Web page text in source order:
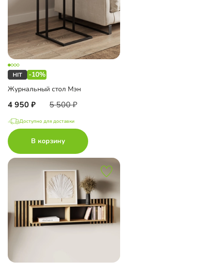
-10%
Журнальный стол Мэн
4 950 5 500
Доступно для доставки
В корзину